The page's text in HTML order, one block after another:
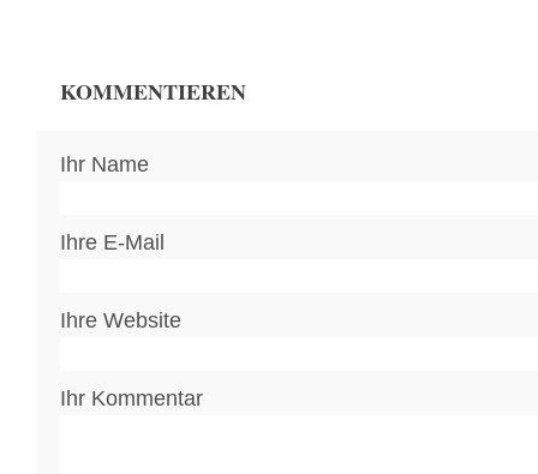
KOMMENTIEREN
Ihr Name
Ihre E-Mail
Ihre Website
Ihr Kommentar